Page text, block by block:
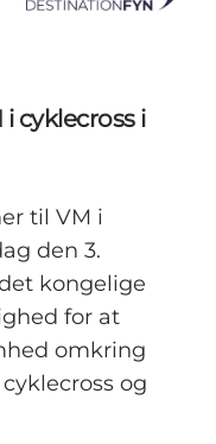
cyklecross i
til VM i
den 3.
kongelige
for at
omkring
og